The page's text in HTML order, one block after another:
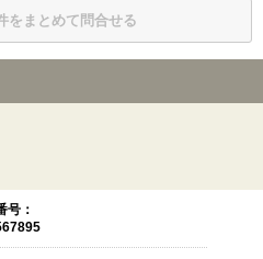
をまとめて問合せる
号：